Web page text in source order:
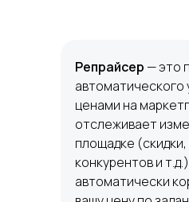
Репрайсер — это
автоматического
ценами на
отслеживает
площадке
конкурентов и
автоматически